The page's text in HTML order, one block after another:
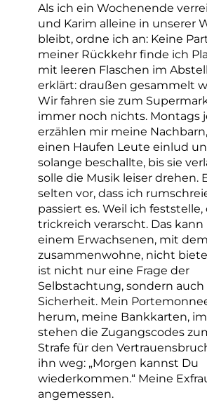
Als ich ein Wochenende
und Karim alleine in unserer
bleibt, ordne ich an: Keine
meiner Rückkehr finde ich
mit leeren Flaschen im
erklärt: draußen gesammelt
Wir fahren sie zum
immer noch nichts. Montags
erzählen mir meine
einen Haufen Leute einlud
solange beschallte, bis sie
solle die Musik leiser drehen.
selten vor, dass ich
passiert es. Weil ich feststelle,
trickreich verarscht. Das
einem Erwachsenen, mit
zusammenwohne, nicht
ist nicht nur eine Frage der
Selbstachtung, sondern auch
Sicherheit. Mein
herum, meine Bankkarten,
stehen die Zugangscodes
Strafe für den
ihn weg: „Morgen kannst Du
wiederkommen.“ Meine
angemessen.